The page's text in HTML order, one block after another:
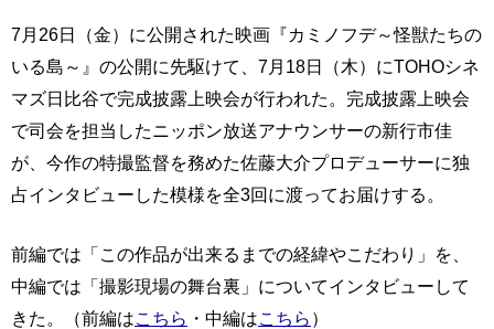
7月26日（金）に公開された映画『カミノフデ～怪獣たちの
いる島～』の公開に先駆けて、7月18日（木）にTOHOシネ
マズ日比谷で完成披露上映会が行われた。完成披露上映会
で司会を担当したニッポン放送アナウンサーの新行市佳
が、今作の特撮監督を務めた佐藤大介プロデューサーに独
占インタビューした模様を全3回に渡ってお届けする。
前編では「この作品が出来るまでの経緯やこだわり」を、
中編では「撮影現場の舞台裏」についてインタビューして
きた。（前編はこちら ・中編はこちら ）